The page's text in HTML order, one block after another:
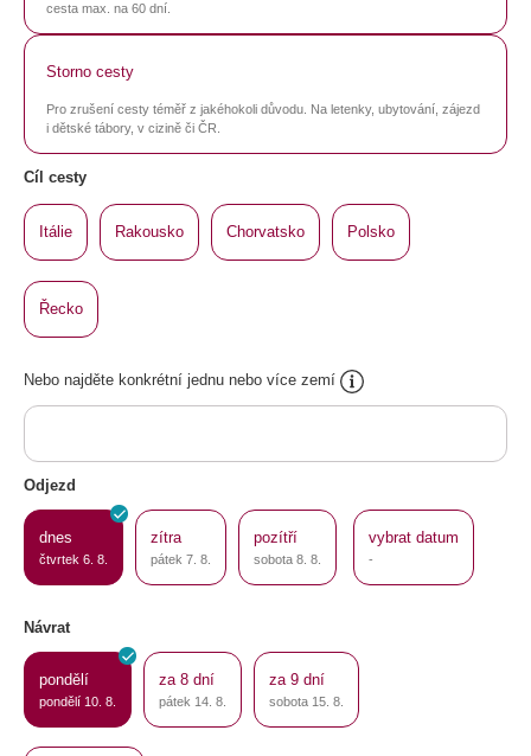
cesta max. na 60 dní.
Storno cesty
Pro zrušení cesty téměř z jakéhokoli důvodu. Na letenky, ubytování, zájezd
i dětské tábory, v cizině či ČR.
Cíl cesty
Itálie Rakousko Chorvatsko Polsko
Řecko
Nebo najděte konkrétní jednu nebo více zemí
Odjezd
dnes
čtvrtek 6. 8.
zítra
pátek 7. 8.
pozítří
sobota 8. 8.
vybrat datum
-
Návrat
pondělí
pondělí 10. 8.
za 8 dní
pátek 14. 8.
za 9 dní
sobota 15. 8.